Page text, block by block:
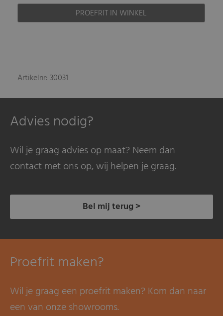
PROEFRIT IN WINKEL
Artikelnr: 30031
Advies nodig?
Wil je graag advies op maat? Neem dan
contact met ons op, wij helpen je graag.
Bel mij terug >
Proefrit maken?
Wil je graag een proefrit maken? Kom dan naar
een van onze showrooms.